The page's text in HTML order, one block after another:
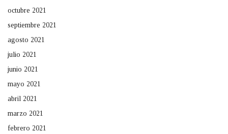
octubre 2021
septiembre 2021
agosto 2021
julio 2021
junio 2021
mayo 2021
abril 2021
marzo 2021
febrero 2021